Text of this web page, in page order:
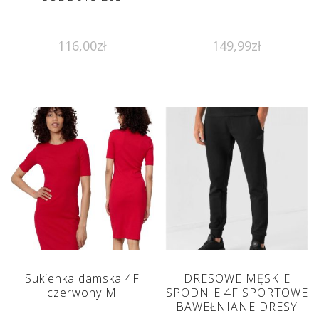
116,00zł 149,99zł
Sukienka damska 4F
czerwony M
DRESOWE MĘSKIE
SPODNIE 4F SPORTOWE
BAWEŁNIANE DRESY